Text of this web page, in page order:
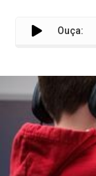
Ouça: